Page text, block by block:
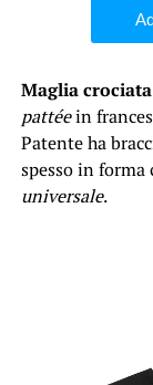
Maglia
pattéein
Patente ha
spesso in forma
universale.